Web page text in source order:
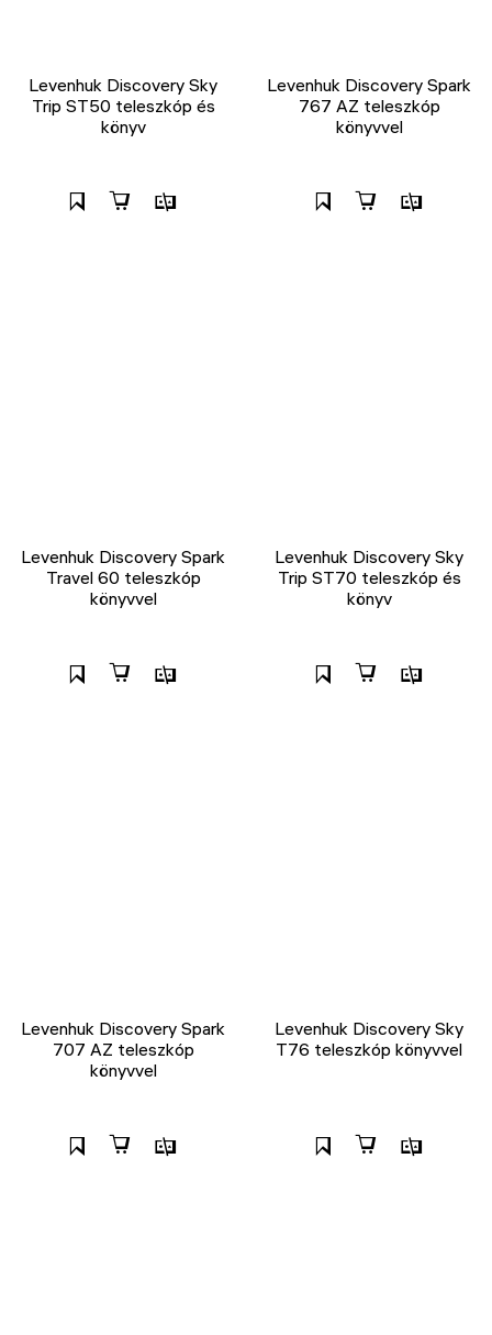
Levenhuk Discovery Sky
Trip ST50 teleszkóp és
könyv
Levenhuk Discovery Spark
767 AZ teleszkóp
könyvvel
Levenhuk Discovery Spark
Travel 60 teleszkóp
könyvvel
Levenhuk Discovery Sky
Trip ST70 teleszkóp és
könyv
Levenhuk Discovery Spark
707 AZ teleszkóp
könyvvel
Levenhuk Discovery Sky
T76 teleszkóp könyvvel